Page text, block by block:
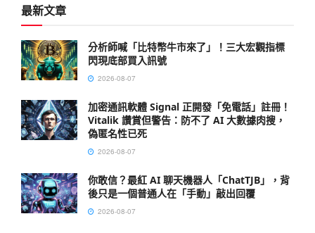
最新文章
分析師喊「比特幣牛市來了」！三大宏觀指標
閃現底部買入訊號
2026-08-07
加密通訊軟體 Signal 正開發「免電話」註冊！
Vitalik 讚賞但警告：防不了 AI 大數據肉搜，
偽匿名性已死
2026-08-07
你敢信？最紅 AI 聊天機器人「ChatTJB」，背
後只是一個普通人在「手動」敲出回覆
2026-08-07